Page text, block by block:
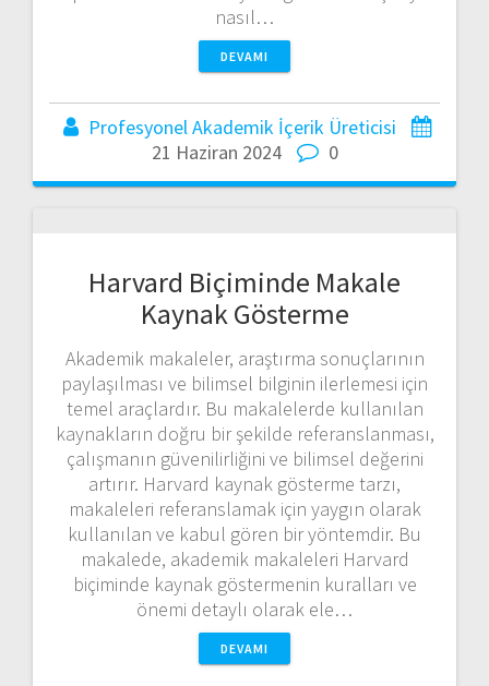
nasıl…
DEVAMI
Profesyonel Akademik İçerik Üreticisi
21 Haziran 2024
0
Harvard Biçiminde Makale
Kaynak Gösterme
Akademik makaleler, araştırma sonuçlarının
paylaşılması ve bilimsel bilginin ilerlemesi için
temel araçlardır. Bu makalelerde kullanılan
kaynakların doğru bir şekilde referanslanması,
çalışmanın güvenilirliğini ve bilimsel değerini
artırır. Harvard kaynak gösterme tarzı,
makaleleri referanslamak için yaygın olarak
kullanılan ve kabul gören bir yöntemdir. Bu
makalede, akademik makaleleri Harvard
biçiminde kaynak göstermenin kuralları ve
önemi detaylı olarak ele…
DEVAMI